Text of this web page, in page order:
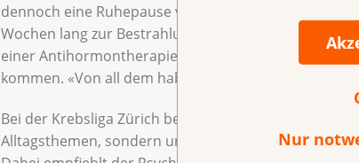
Nur
dennoch eine Ruhepause von einem halben Jahr
Wochen lang zur Bestrahlung ins Spital. «Ich war
einer Antihormontherapie kann es zum Beispiel zu
kommen. «Von all dem habe ich bis jetzt nichts
Bei der Krebsliga Zürich besucht der pensionierte
Alltagsthemen, sondern um übergeordnete Fragen